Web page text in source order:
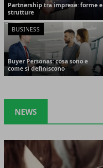
Partnership tra imprese: forme e
strutture
BUSINESS
Buyer Personas: cosa sono e
come si definiscono
NEWS